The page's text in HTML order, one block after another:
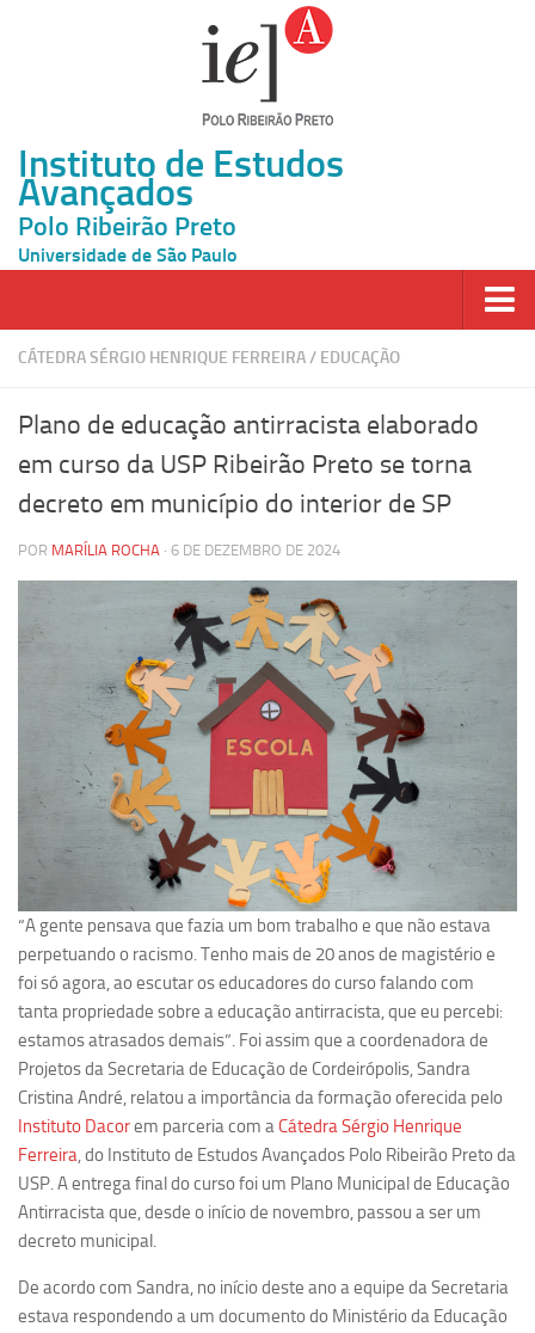
Instituto de Estudos
Avançados
Polo Ribeirão Preto
Universidade de São Paulo
Página Inicial
Inscrição
Grupos de Estudo
Carreira Docente de Impacto
Ciência, Arte, Educação e Sociedade: CienArtES
Grupo de Estudos Avançados em Tecnologia e Informação
em Saúde com foco em Populações Vulneráveis
(Confluencia)
Grupos de estudo encerrados
Grupos de Pesquisa
Criminologia Experimental e Segurança Pública
Direito e Tecnologia (Tech Law)
Grupo de Pesquisa GPUBLIC – Centro de Estudos em Gestão
e Políticas Públicas Contemporâneas
Grupos de pesquisa encerrados
Ano Sabático
Daniel Domingues dos Santos
Programas Ano Sabático Encerrados
Evandro Eduardo Seron Ruiz
Fabiana Cristina Severi (FDRP)
CÁTEDRA SÉRGIO HENRIQUE FERREIRA/ EDUCAÇÃO
Plano de educação antirracista elaborado
em curso da USP Ribeirão Preto se torna
decreto em município do interior de SP
POR MARÍLIA ROCHA · 6 DE DEZEMBRO DE 2024
“A gente pensava que fazia um bom trabalho e que não estava
perpetuando o racismo. Tenho mais de 20 anos de magistério e
foi só agora, ao escutar os educadores do curso falando com
tanta propriedade sobre a educação antirracista, que eu percebi:
estamos atrasados demais”. Foi assim que a coordenadora de
Projetos da Secretaria de Educação de Cordeirópolis, Sandra
Cristina André, relatou a importância da formação oferecida pelo
Instituto Dacorem parceria com a Cátedra Sérgio Henrique
Ferreira, do Instituto de Estudos Avançados Polo Ribeirão Preto da
USP. A entrega final do curso foi um Plano Municipal de Educação
Antirracista que, desde o início de novembro, passou a ser um
decreto municipal.
De acordo com Sandra, no início deste ano a equipe da Secretaria
estava respondendo a um documento do Ministério da Educação